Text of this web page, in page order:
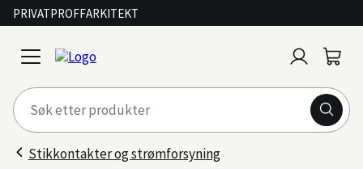
PRIVATPROFFARKITEKT
open
menu
inn
Stikkontakter og strømforsyning